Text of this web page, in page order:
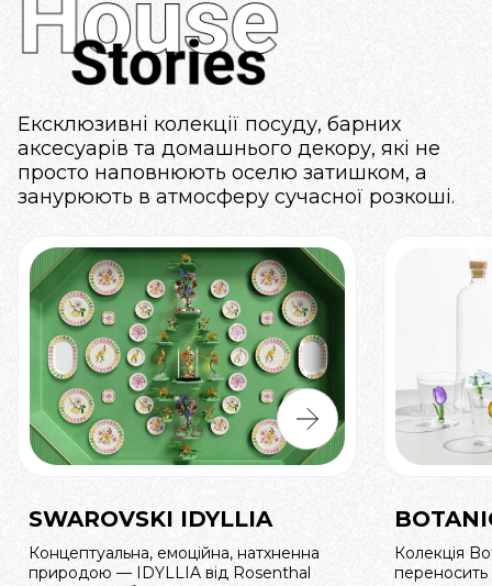
Ексклюзивні колекції посуду, барних
аксесуарів та домашнього декору, які не
просто наповнюють оселю затишком, а
занурюють в атмосферу сучасної розкоші.
SWAROVSKI IDYLLIA
Концептуальна, емоційна, натхненна
природою — IDYLLIA від Rosenthal
Колекція
переносить